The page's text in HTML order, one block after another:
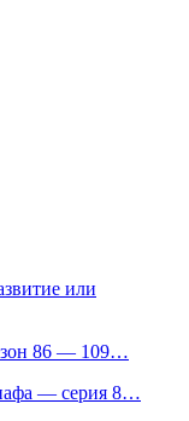
или
86 — 109…
— серия 8…